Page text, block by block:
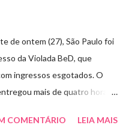
de ontem (27), São Paulo foi
da Violada BeD, que
ingressos esgotados. O
mais de quatro horas
o palco e contaram com
COMENTÁRIO LEIA MAIS